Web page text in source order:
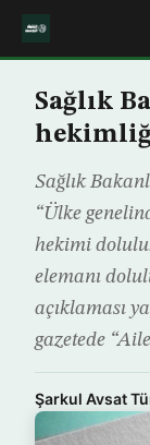
Sağlık
Sağlık
“Ülke
hekimi
elemanı
açıklaması
gazetede
Şarkul Avsat